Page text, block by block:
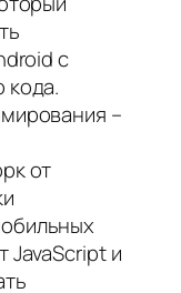
с
кода.
–
от
JavaScript и